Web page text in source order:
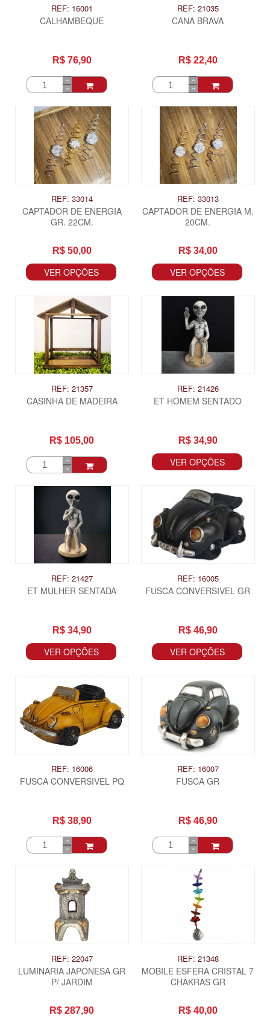
REF: 16001
CALHAMBEQUE
R$ 76,90
REF: 21035
CANA BRAVA
R$ 22,40
REF: 33014
CAPTADOR DE ENERGIA
GR. 22CM.
R$ 50,00
VER OPÇÕES
REF: 33013
CAPTADOR DE ENERGIA M.
20CM.
R$ 34,00
VER OPÇÕES
REF: 21357
CASINHA DE MADEIRA
R$ 105,00
REF: 21426
ET HOMEM SENTADO
R$ 34,90
VER OPÇÕES
REF: 21427
ET MULHER SENTADA
R$ 34,90
VER OPÇÕES
REF: 16005
FUSCA CONVERSIVEL GR
R$ 46,90
VER OPÇÕES
REF: 16006
FUSCA CONVERSIVEL PQ
R$ 38,90
REF: 16007
FUSCA GR
R$ 46,90
REF: 22047
LUMINARIA JAPONESA GR
P/ JARDIM
R$ 287,90
REF: 21348
MOBILE ESFERA CRISTAL 7
CHAKRAS GR
R$ 40,00